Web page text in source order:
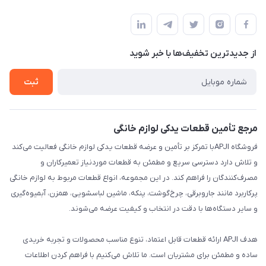
لیست محصولات
درباره ما
قوانین و مقررات
حریم خصوصی
راهنما
از جدید‌ترین تخفیف‌ها با‌ خبر شوید
ثبت
مرجع تأمین قطعات یدکی لوازم خانگی
فروشگاه APJIبا تمرکز بر تأمین و عرضه قطعات یدکی لوازم خانگی فعالیت می‌کند
و تلاش دارد دسترسی سریع و مطمئن به قطعات موردنیاز تعمیرکاران و
مصرف‌کنندگان را فراهم کند. در این مجموعه، انواع قطعات مربوط به لوازم خانگی
پرکاربرد مانند جاروبرقی، چرخ‌گوشت، پنکه، ماشین لباسشویی، همزن، آبمیوه‌گیری
و سایر دستگاه‌ها با دقت در انتخاب و کیفیت عرضه می‌شوند.
هدف APJI ارائه قطعات قابل اعتماد، تنوع مناسب محصولات و تجربه خریدی
ساده و مطمئن برای مشتریان است. ما تلاش می‌کنیم با فراهم کردن اطلاعات